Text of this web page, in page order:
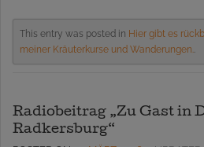
This entry was posted in Hier gibt es
meiner Kräuterkurse und Wanderungen.
Radiobeitrag „Zu Gast in
Radkersburg“